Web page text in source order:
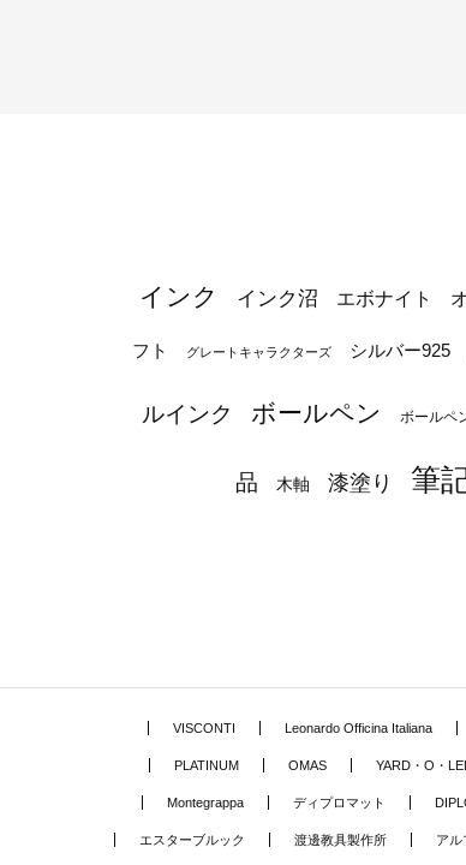
インク インク沼 エボナイト
フト グレートキャラクターズ シルバー925
ルインク ボールペン ボールペ
品 木軸 漆塗り 筆
VISCONTI Leonardo Officina Italiana
PLATINUM OMAS YARD・O・
Montegrappa ディプロマット
エスターブルック 渡邊教具製作所 アル